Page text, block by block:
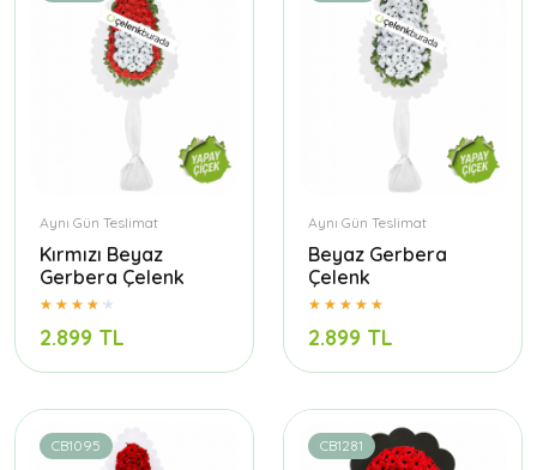
Aynı Gün Teslimat
Kırmızı Beyaz
Gerbera Çelenk
2.899 TL
Aynı Gün Teslimat
Beyaz Gerbera
Çelenk
2.899 TL
CB1095 CB1281